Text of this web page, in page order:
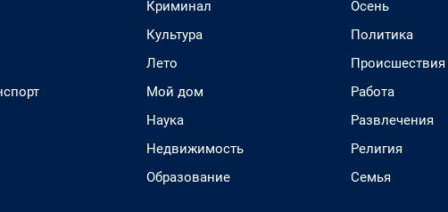
Криминал
Культура
Лето
Мой дом
Наука
Недвижимость
Образование
Осень
Политика
Происшествия
Работа
Развлечения
Религия
Семья